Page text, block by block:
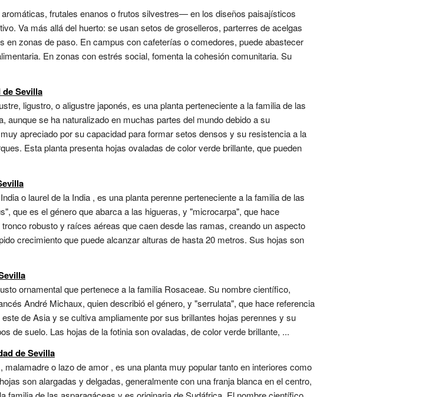
frutales enanos o frutos silvestres— en los diseños paisajísticos
Va más allá del huerto: se usan setos de groselleros, parterres de acelgas
zonas de paso. En campus con cafeterías o comedores, puede abastecer
En zonas con estrés social, fomenta la cohesión comunitaria. Su
Sevilla
ligustro, o aligustre japonés, es una planta perteneciente a la familia de las
se ha naturalizado en muchas partes del mundo debido a su
apreciado por su capacidad para formar setos densos y su resistencia a la
Esta planta presenta hojas ovaladas de color verde brillante, que pueden
o laurel de la India , es una planta perenne perteneciente a la familia de las
que es el género que abarca a las higueras, y "microcarpa", que hace
robusto y raíces aéreas que caen desde las ramas, creando un aspecto
crecimiento que puede alcanzar alturas de hasta 20 metros. Sus hojas son
ornamental que pertenece a la familia Rosaceae. Su nombre científico,
André Michaux, quien describió el género, y "serrulata", que hace referencia
de Asia y se cultiva ampliamente por sus brillantes hojas perennes y su
de suelo. Las hojas de la fotinia son ovaladas, de color verde brillante, ...
de Sevilla
o lazo de amor , es una planta muy popular tanto en interiores como
son alargadas y delgadas, generalmente con una franja blanca en el centro,